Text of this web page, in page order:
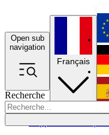
Open sub
navigation
Recherche
Français